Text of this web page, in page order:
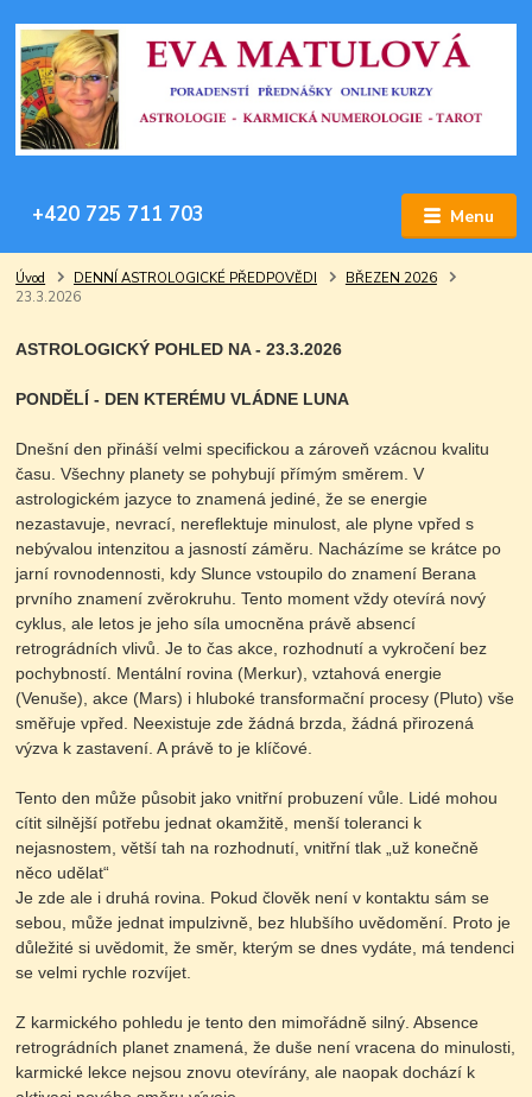
Menu
+420 725 711 703
Úvod DENNÍ ASTROLOGICKÉ PŘEDPOVĚDI
BŘEZEN 2026
23.3.2026
ASTROLOGICKÝ POHLED NA - 23.3.2026
PONDĚLÍ - DEN KTERÉMU VLÁDNE LUNA
Dnešní den přináší velmi specifickou a zároveň vzácnou kvalitu
času. Všechny planety se pohybují přímým směrem. V
astrologickém jazyce to znamená jediné, že se energie
nezastavuje, nevrací, nereflektuje minulost, ale plyne vpřed s
nebývalou intenzitou a jasností záměru. Nacházíme se krátce po
jarní rovnodennosti, kdy Slunce vstoupilo do znamení Berana
prvního znamení zvěrokruhu. Tento moment vždy otevírá nový
cyklus, ale letos je jeho síla umocněna právě absencí
retrográdních vlivů. Je to čas akce, rozhodnutí a vykročení bez
pochybností. Mentální rovina (Merkur), vztahová energie
(Venuše), akce (Mars) i hluboké transformační procesy (Pluto) vše
směřuje vpřed. Neexistuje zde žádná brzda, žádná přirozená
výzva k zastavení. A právě to je klíčové.
Tento den může působit jako vnitřní probuzení vůle. Lidé mohou
cítit silnější potřebu jednat okamžitě, menší toleranci k
nejasnostem, větší tah na rozhodnutí, vnitřní tlak „už konečně
něco udělat“
Je zde ale i druhá rovina. Pokud člověk není v kontaktu sám se
sebou, může jednat impulzivně, bez hlubšího uvědomění. Proto je
důležité si uvědomit, že směr, kterým se dnes vydáte, má tendenci
se velmi rychle rozvíjet.
Z karmického pohledu je tento den mimořádně silný. Absence
retrográdních planet znamená, že duše není vracena do minulosti,
karmické lekce nejsou znovu otevírány, ale naopak dochází k